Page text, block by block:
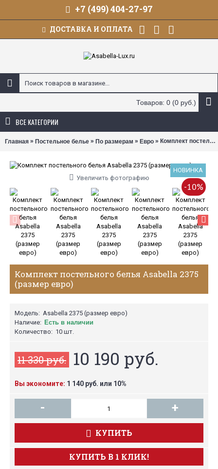
+7 (499) 404-27-97
ДОСТАВКА И ОПЛАТА
Товаров: 0 (0 руб.)
ВСЕ КАТЕГОРИИ
Главная » Постельное белье » По размерам » Евро » Комплект постельного белья Asabella 2375 (размер евро)
НОВИНКА
-10%
Увеличить фотографию
Комплект постельного белья Asabella 2375
(размер евро)
Модель: Asabella 2375 (размер евро)
Наличие: Есть в наличии
Количество: 10 шт.
11 330 руб. 10 190 руб.
Вы экономите: 1 140 руб. или 10%
- +
КУПИТЬ
КУПИТЬ В 1 КЛИК!